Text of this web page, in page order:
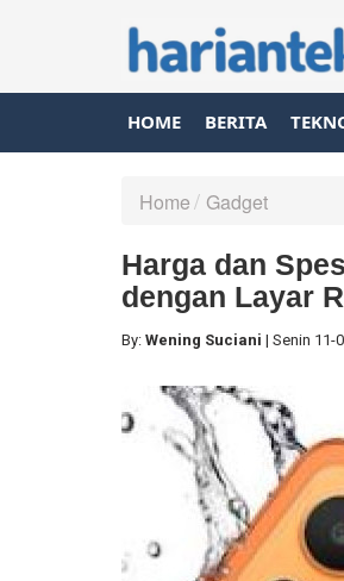
HOME BERITA
Home Gadget
Harga dan
dengan Layar
By: Wening Suciani | Senin 11-